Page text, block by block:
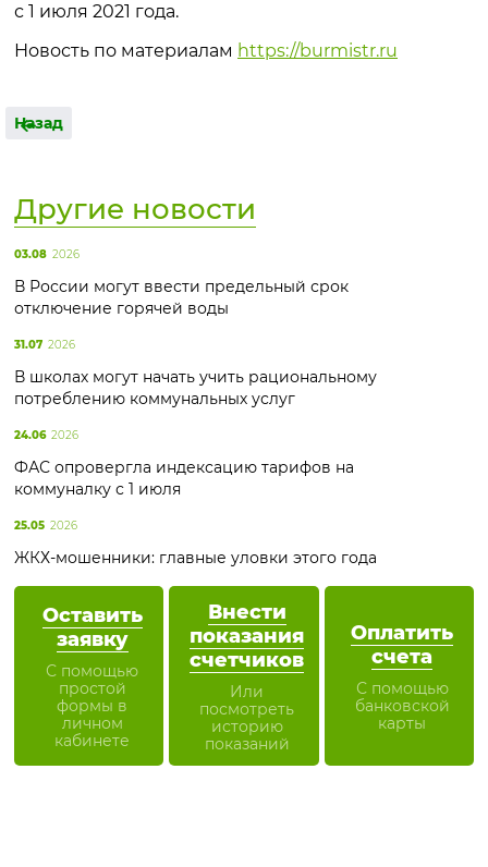
с 1 июля 2021 года.
Новость по материалам https://burmistr.ru
Назад
Оставить
заявку
С помощью
простой
формы в
личном
кабинете
Внести
показания
счетчиков
Или
посмотреть
историю
показаний
Оплатить
счета
С помощью
банковской
карты
Другие новости
03.08 2026
В России могут ввести предельный срок
отключение горячей воды
31.07 2026
В школах могут начать учить рациональному
потреблению коммунальных услуг
24.06 2026
ФАС опровергла индексацию тарифов на
коммуналку с 1 июля
25.05 2026
ЖКХ-мошенники: главные уловки этого года